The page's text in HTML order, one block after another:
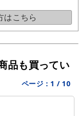
はこちら
ページ： 1 / 10